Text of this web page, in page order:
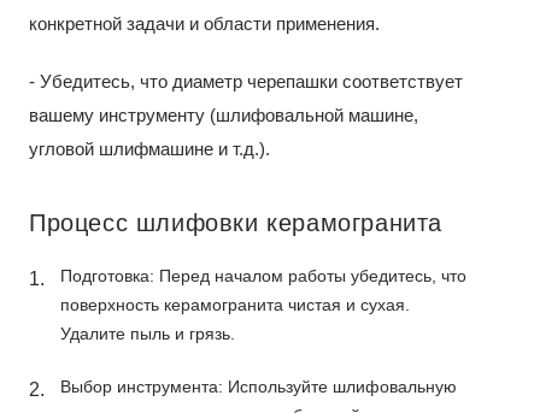
конкретной задачи и области применения.
- Убедитесь, что диаметр черепашки соответствует
вашему инструменту (шлифовальной машине,
угловой шлифмашине и т.д.).
Процесс шлифовки керамогранита
Подготовка: Перед началом работы убедитесь, что
поверхность керамогранита чистая и сухая.
Удалите пыль и грязь.
Выбор инструмента: Используйте шлифовальную